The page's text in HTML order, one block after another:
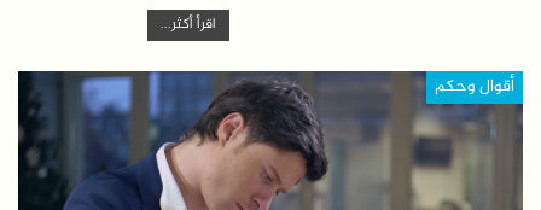
اقرأ أكثر...
أقوال وحكم